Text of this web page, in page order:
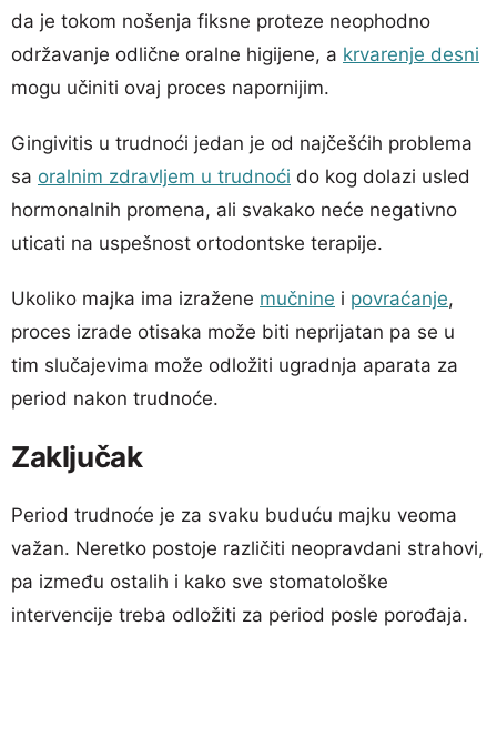
da je tokom nošenja fiksne proteze neophodno
održavanje odlične oralne higijene, a krvarenje desni
mogu učiniti ovaj proces napornijim.
Gingivitis u trudnoći jedan je od najčešćih problema
sa oralnim zdravljem u trudnoći do kog dolazi usled
hormonalnih promena, ali svakako neće negativno
uticati na uspešnost ortodontske terapije.
Ukoliko majka ima izražene mučnine i povraćanje,
proces izrade otisaka može biti neprijatan pa se u
tim slučajevima može odložiti ugradnja aparata za
period nakon trudnoće.
Zaključak
Period trudnoće je za svaku buduću majku veoma
važan. Neretko postoje različiti neopravdani strahovi,
pa između ostalih i kako sve stomatološke
intervencije treba odložiti za period posle porođaja.